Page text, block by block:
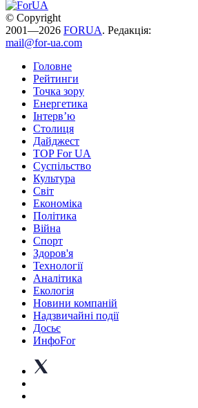
© Copyright
2001—2026 FORUA. Редакція:
mail@for-ua.com
Головне
Рейтинги
Точка зору
Енергетика
Інтерв’ю
Столиця
Дайджест
TOP For UA
Суспiльство
Культура
Світ
Економіка
Політика
Війна
Спорт
Здоров'я
Технології
Аналітика
Екологія
Новини компаній
Надзвичайні події
Досьє
ИнфоFor